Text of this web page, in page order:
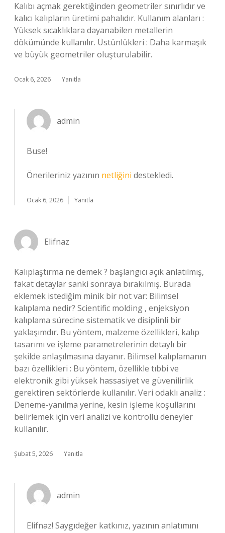
Kalıbı açmak gerektiğinden geometriler sınırlıdır ve
kalıcı kalıpların üretimi pahalıdır. Kullanım alanları :
Yüksek sıcaklıklara dayanabilen metallerin
dökümünde kullanılır. Üstünlükleri : Daha karmaşık
ve büyük geometriler oluşturulabilir.
Ocak 6, 2026 Yanıtla
admin
Buse!
Önerileriniz yazının netliğini destekledi.
Ocak 6, 2026 Yanıtla
Elifnaz
Kalıplaştırma ne demek ? başlangıcı açık anlatılmış,
fakat detaylar sanki sonraya bırakılmış. Burada
eklemek istediğim minik bir not var: Bilimsel
kalıplama nedir? Scientific molding , enjeksiyon
kalıplama sürecine sistematik ve disiplinli bir
yaklaşımdır. Bu yöntem, malzeme özellikleri, kalıp
tasarımı ve işleme parametrelerinin detaylı bir
şekilde anlaşılmasına dayanır. Bilimsel kalıplamanın
bazı özellikleri : Bu yöntem, özellikle tıbbi ve
elektronik gibi yüksek hassasiyet ve güvenilirlik
gerektiren sektörlerde kullanılır. Veri odaklı analiz :
Deneme-yanılma yerine, kesin işleme koşullarını
belirlemek için veri analizi ve kontrollü deneyler
kullanılır.
Şubat 5, 2026 Yanıtla
admin
Elifnaz! Saygıdeğer katkınız, yazının anlatımını